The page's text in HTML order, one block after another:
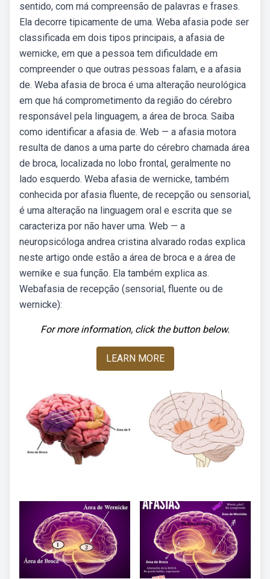
sentido, com má compreensão de palavras e frases.
Ela decorre tipicamente de uma. Weba afasia pode ser
classificada em dois tipos principais, a afasia de
wernicke, em que a pessoa tem dificuldade em
compreender o que outras pessoas falam, e a afasia
de. Weba afasia de broca é uma alteração neurológica
em que há comprometimento da região do cérebro
responsável pela linguagem, a área de broca. Saiba
como identificar a afasia de. Web — a afasia motora
resulta de danos a uma parte do cérebro chamada área
de broca, localizada no lobo frontal, geralmente no
lado esquerdo. Weba afasia de wernicke, também
conhecida por afasia fluente, de recepção ou sensorial,
é uma alteração na linguagem oral e escrita que se
caracteriza por não haver uma. Web — a
neuropsicóloga andrea cristina alvarado rodas explica
neste artigo onde estão a área de broca e a área de
wernike e sua função. Ela também explica as.
Webafasia de recepção (sensorial, fluente ou de
wernicke):
For more information, click the button below.
LEARN MORE